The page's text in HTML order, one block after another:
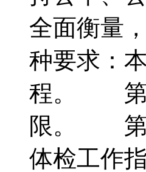
全面衡量
种要求：
程。 第
限。 第
体检工作